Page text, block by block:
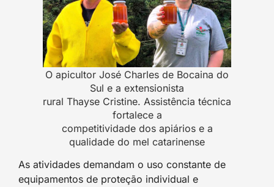
O apicultor José Charles de Bocaina do
Sul e a extensionista
rural Thayse Cristine. Assistência técnica
fortalece a
competitividade dos apiários e a
qualidade do mel catarinense
As atividades demandam o uso constante de
equipamentos de proteção individual e